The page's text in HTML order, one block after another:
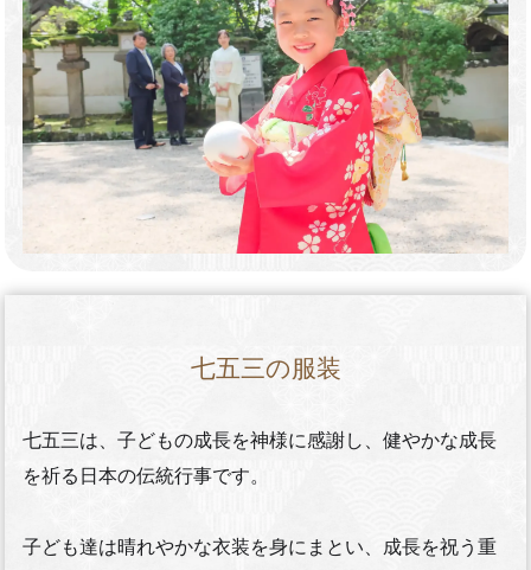
七五三の服装
七五三は、子どもの成長を神様に感謝し、健やかな成長
を祈る日本の伝統行事です。
子ども達は晴れやかな衣装を身にまとい、成長を祝う重